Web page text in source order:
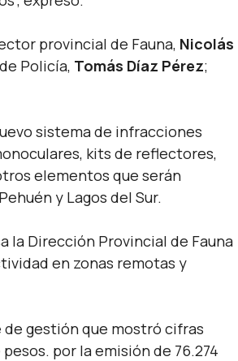
provincial de Fauna, Nicolás
Policía, Tomás Díaz Pérez;
sistema de infracciones
kits de reflectores,
elementos que serán
y Lagos del Sur.
la Dirección Provincial de Fauna
en zonas remotas y
gestión que mostró cifras
por la emisión de 76.274